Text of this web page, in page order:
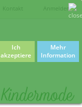
Anmelden
Kontakt
Ich
akzeptiere
Mehr
Information